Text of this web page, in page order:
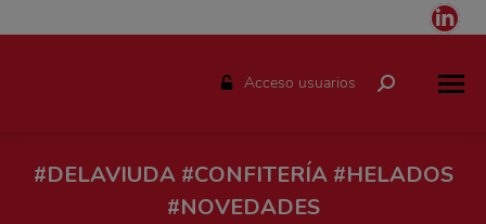
Acceso usuarios Buscar:
#DELAVIUDA #CONFITERÍA #HELADOS
#NOVEDADES